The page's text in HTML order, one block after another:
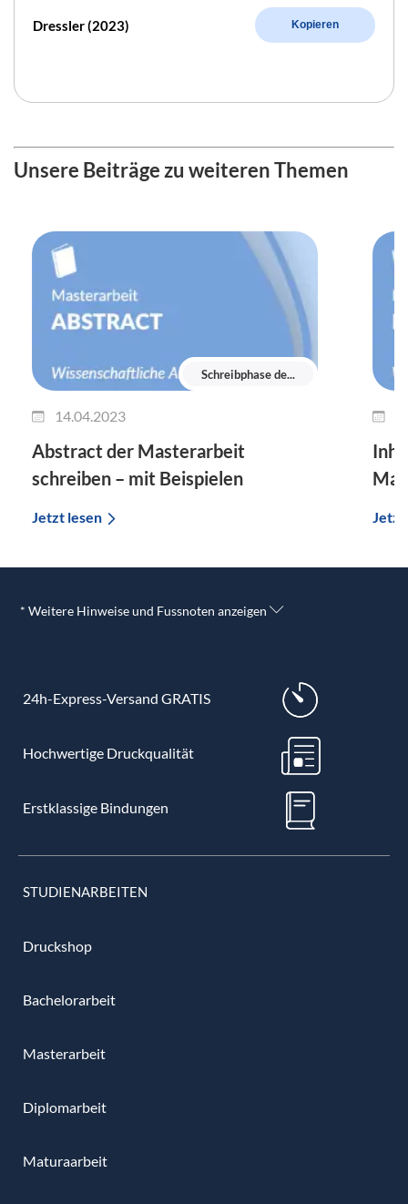
Dressler (2023) Kopieren
Unsere Beiträge zu weiteren Themen
Schreibphase de...
14.04.2023
Abstract der Masterarbeit
schreiben – mit Beispielen
Jetzt lesen
* Weitere Hinweise und Fussnoten anzeigen
24h-Express-Versand GRATIS
Hochwertige Druckqualität
Erstklassige Bindungen
STUDIENARBEITEN
Druckshop
Bachelorarbeit
Masterarbeit
Diplomarbeit
Maturaarbeit